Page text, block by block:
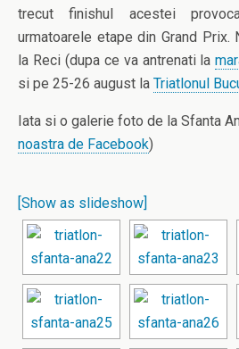
trecut finishul acestei
urmatoarele etape din Grand
la Reci (dupa ce va antrenati la
si pe 25-26 august la Triatlonul
Iata si o galerie foto de la Sfanta
noastra de Facebook)
[Show as slideshow]